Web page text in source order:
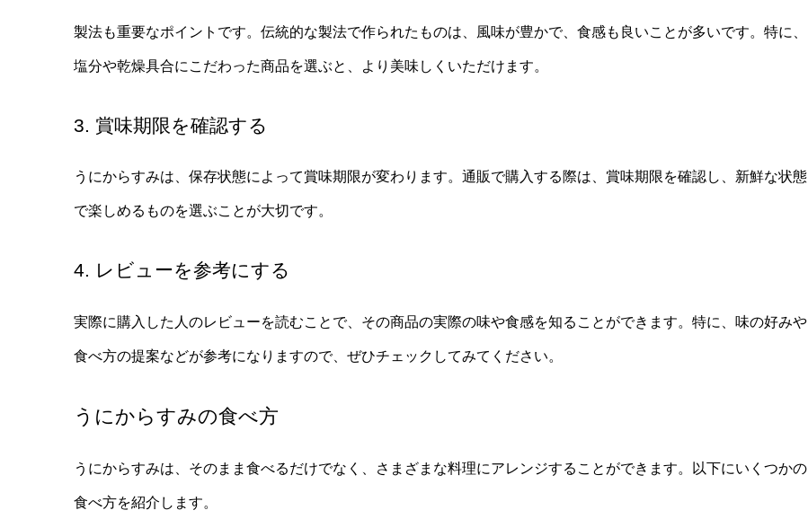
製法も重要なポイントです。伝統的な製法で作られたものは、風味が豊かで、食感も良いことが多いです。特に、
塩分や乾燥具合にこだわった商品を選ぶと、より美味しくいただけます。
3. 賞味期限を確認する
うにからすみは、保存状態によって賞味期限が変わります。通販で購入する際は、賞味期限を確認し、新鮮な状態
で楽しめるものを選ぶことが大切です。
4. レビューを参考にする
実際に購入した人のレビューを読むことで、その商品の実際の味や食感を知ることができます。特に、味の好みや
食べ方の提案などが参考になりますので、ぜひチェックしてみてください。
うにからすみの食べ方
うにからすみは、そのまま食べるだけでなく、さまざまな料理にアレンジすることができます。以下にいくつかの
食べ方を紹介します。